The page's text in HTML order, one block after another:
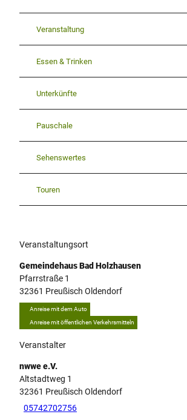
Veranstaltung
Essen & Trinken
Unterkünfte
Pauschale
Sehenswertes
Touren
Veranstaltungsort
Gemeindehaus Bad Holzhausen
Pfarrstraße 1
32361 Preußisch Oldendorf
Anreise mit dem Auto
Anreise mit öffentlichen Verkehrsmitteln
Veranstalter
nwwe e.V.
Altstadtweg 1
32361 Preußisch Oldendorf
05742702756